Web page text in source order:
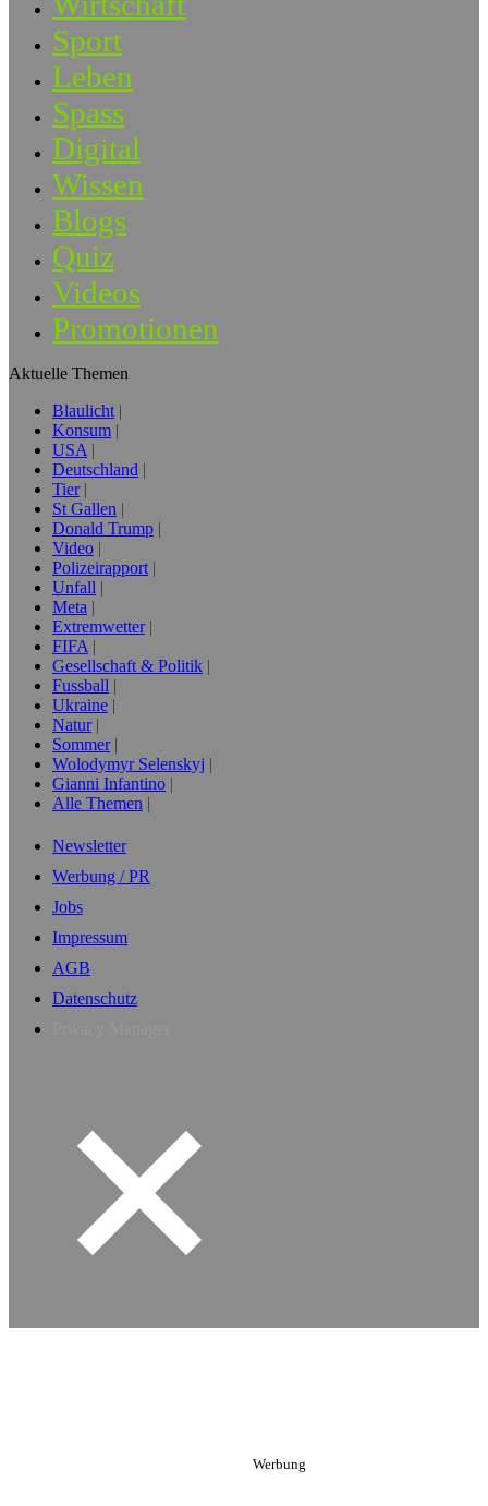
Sport
Leben
Spass
Digital
Wissen
Blogs
Quiz
Videos
Promotionen
Aktuelle Themen
Blaulicht
Konsum
USA
Deutschland
Tier
St Gallen
Donald Trump
Video
Polizeirapport
Unfall
Meta
Extremwetter
FIFA
Gesellschaft & Politik
Fussball
Ukraine
Natur
Sommer
Wolodymyr Selenskyj
Gianni Infantino
Alle Themen
Newsletter
Werbung / PR
Jobs
Impressum
AGB
Datenschutz